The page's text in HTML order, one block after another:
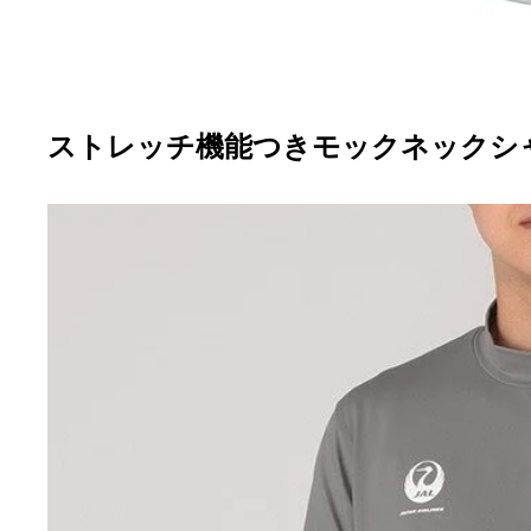
ストレッチ機能つきモックネックシ